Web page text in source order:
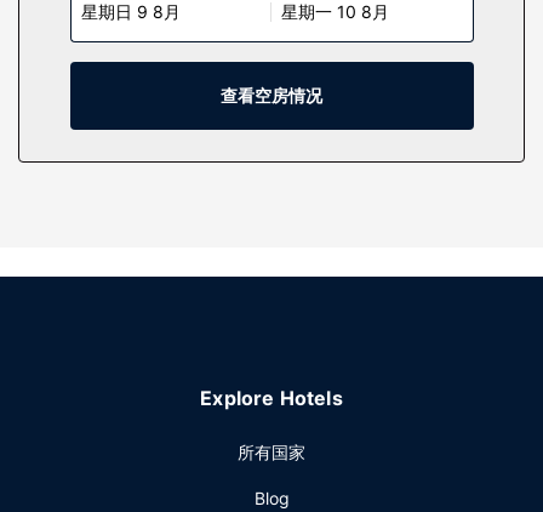
利设施包括保险箱和免费报纸，以及带有免费市内通话的电
话。
种便利；此外还提供 2 个室外游泳池和 2 个热水浴缸。此度假
务。计划在帕克城举办活动？这家度假村拥有 2137 平方米
设有收费的24 小时往返机场班车。
星期日 9 8月 星期一 10 8月
查看空房情况
Explore Hotels
所有国家
Blog